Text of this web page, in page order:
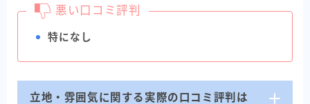
悪い口コミ評判
特になし
立地・雰囲気に関する実際の口コミ評判は